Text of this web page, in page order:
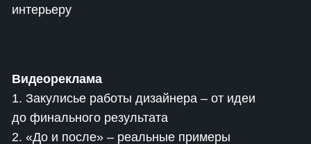
интерьеру
Видеореклама
1. Закулисье работы дизайнера – от идеи
до финального результата
2. «До и после» – реальные примеры